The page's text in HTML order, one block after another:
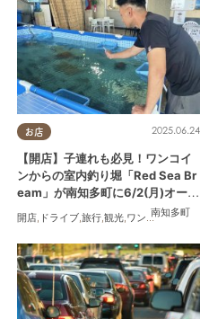
友人
お店
南知多町
2025.06.24
【開店】子連れも必見！ワンコイ
ンからの室内釣り堀「Red Sea Br
eam」が南知多町に6/2(月)オープ
開店 ドライブ 旅行 観光 ワンコイン